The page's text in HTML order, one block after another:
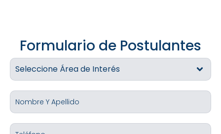
Formulario de Postulantes